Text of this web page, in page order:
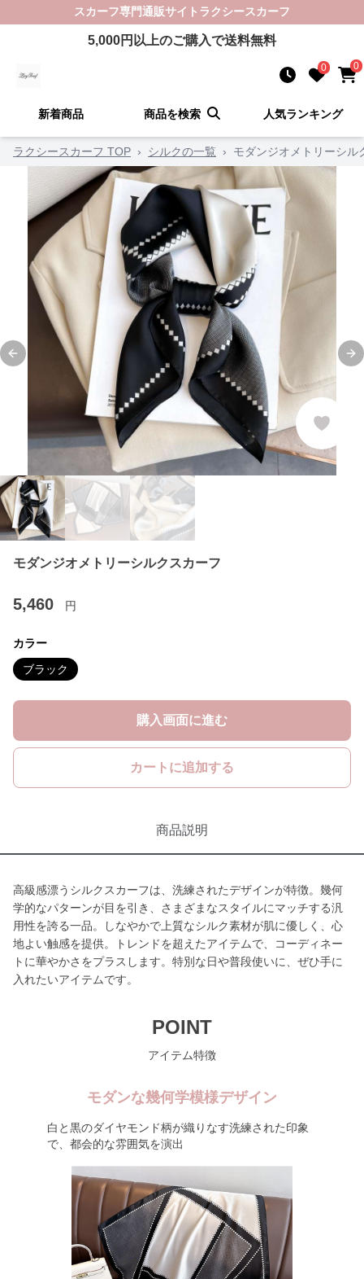
スカーフ専門通販サイト ラクシースカーフ
5,000円以上のご購入で送料無料
0 0
新着商品 商品を検索 人気ランキング
ラクシースカーフ TOP › シルクの一覧 › モダンジオメトリーシル
Previous slide
モダンジオメトリーシルクスカーフ
5,460 円
カラー
ブラック
購入画面に進む
カートに追加する
商品説明
高級感漂うシルクスカーフは、洗練されたデザインが特徴。幾何
学的なパターンが目を引き、さまざまなスタイルにマッチする汎
用性を誇る一品。しなやかで上質なシルク素材が肌に優しく、心
地よい触感を提供。トレンドを超えたアイテムで、コーディネー
トに華やかさをプラスします。特別な日や普段使いに、ぜひ手に
入れたいアイテムです。
POINT
アイテム特徴
モダンな幾何学模様デザイン
白と黒のダイヤモンド柄が織りなす洗練された印象
で、都会的な雰囲気を演出